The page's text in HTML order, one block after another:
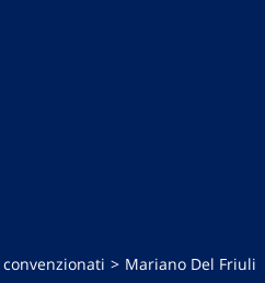
Mariano Del Friuli